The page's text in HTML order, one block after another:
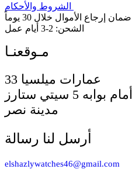
الشروط والأحكام
ضمان إرجاع الأموال خلال 30 يوماً
الشحن: 2-3 أيام عمل
أمام بوابه 5 سيتي ستارز
مدينة نصر
أرسل لنا رسالة
elshazlywatches46@gmail.com